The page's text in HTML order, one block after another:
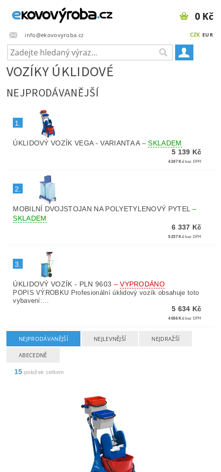
info@ekovovyroba.cz CZK EUR
0 Kč
VOZÍKY ÚKLIDOVÉ
NEJPRODÁVANĚJŠÍ
1.
ÚKLIDOVÝ VOZÍK VEGA - VARIANTA A –SKLADEM
5 139 Kč
4 247 Kč bez DPH
2.
MOBILNÍ DVOJSTOJAN NA POLYETYLENOVÝ PYTEL –
SKLADEM
6 337 Kč
5 237 Kč bez DPH
3.
ÚKLIDOVÝ VOZÍK - PLN 9603 –VYPRODÁNO
POPIS VÝROBKU Profesionální úklidový vozík obsahuje toto
vybavení:...
5 634 Kč
4 656 Kč bez DPH
NEJPRODÁVANĚJŠÍ NEJLEVNĚJŠÍ NEJDRAŽŠÍ
ABECEDNĚ
15 položek celkem